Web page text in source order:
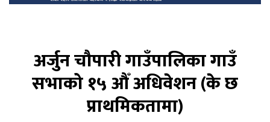
अर्जुन चौपारी गाउँपालिका गाउँ
सभाको १५ औँ अधिवेशन (के छ
प्राथमिकतामा)